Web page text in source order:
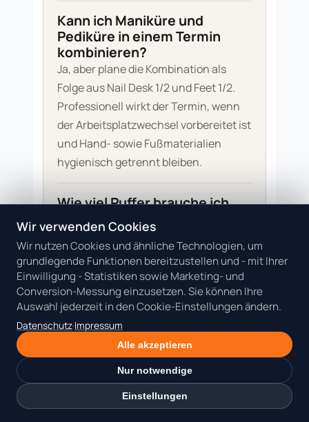
Kann ich Maniküre und
Pediküre in einem Termin
kombinieren?
Ja, aber plane die Kombination als
Folge aus Nail Desk 1/2 und Feet 1/2.
Professionell wirkt der Termin, wenn
der Arbeitsplatzwechsel vorbereitet ist
und Hand- sowie Fußmaterialien
hygienisch getrennt bleiben.
Wie viel Puffer brauche ich
zwischen zwei Leistungen?
Plane nicht nur die reine Arbeitszeit,
sondern auch Materialwechsel,
Reinigung, neue Positionierung und
kurze Erklärung für die Kundin. Je
nach Kombination können 10 bis 20
Minuten sichtbarer Reset realistischer
sein als ein nahtloser Übergang.
Sollte ich Kombitermine
günstiger anbieten?
Wir verwenden Cookies
Wir nutzen Cookies und ähnliche Technologien, um
grundlegende Funktionen bereitzustellen und - mit Ihrer
Einwilligung - Statistiken sowie Marketing- und
Conversion-Messung einzusetzen. Sie können Ihre
Auswahl jederzeit in den Cookie-Einstellungen ändern.
Datenschutz·Impressum
Alle akzeptieren
Nur notwendige
Einstellungen